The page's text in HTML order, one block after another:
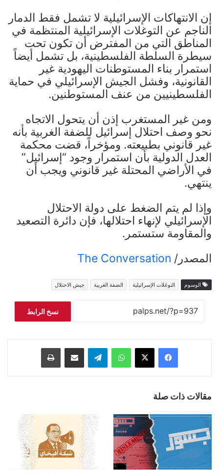
إن الانتهاكات الإسرائيلية لا تشمل فقط الدمار
الناجم عن التوغلات الإسرائيلية المنتظمة في
المناطق التي من المفترض أن تكون تحت
سيطرة السلطة الفلسطينية، بل تشمل أيضاً
استمرار بناء المستوطنات اليهودية غير
القانونية، وفشل الجيش الإسرائيلي في حماية
الفلسطينيين من عنف المستوطنين.
ومن غير المستغرب إذن أن يتحول الاتجاه
نحو وصف احتلال إسرائيل للضفة الغربية بأنه
غير قانوني بطبيعته. ومؤخراً، قضت محكمة
العدل الدولية بأن استمرار وجود “إسرائيل”
في الأراضي المحتلة غير قانوني ويجب أن
ينتهي.
وإذا لم يتم الضغط على دولة الاحتلال
الإسرائيلي لإنهاء احتلالها، فإن دائرة التصعيد
والمقاومة ستستمر.
المصدر/ The Conversation
الوسوم التوغلات الإسرائيلية الضفة الغربية جيش الاحتلال
نسخ الرابط
فيسبوك ‫X واتساب تيلقرام مشاركة عبر البريد طباعة
مقالات ذات صلة